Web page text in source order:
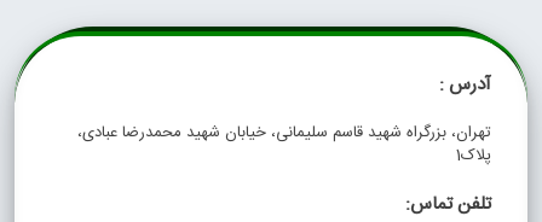
آدرس :
تهران، بزرگراه شهید قاسم سلیمانی، خیابان شهید محمدرضا عبادی،
پلاک1
تلفن تماس: